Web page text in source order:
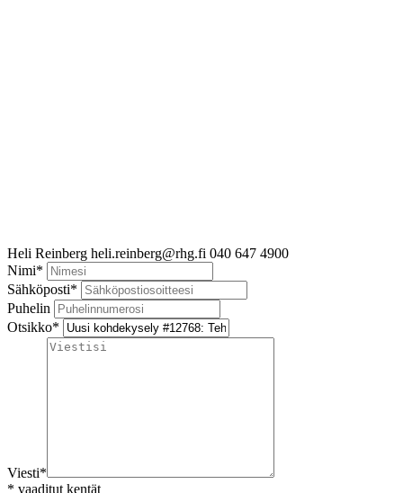
Heli Reinberg heli.reinberg@rhg.fi 040 647 4900
Nimi*
Sähköposti*
Puhelin
Otsikko*
Viesti*
* vaaditut kentät